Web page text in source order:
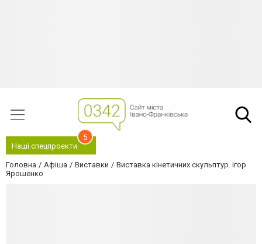
Наші спецпроєкти
5
Головна Афіша Виставки
Виставка кінетичних скульптур. ігор
Ярошенко